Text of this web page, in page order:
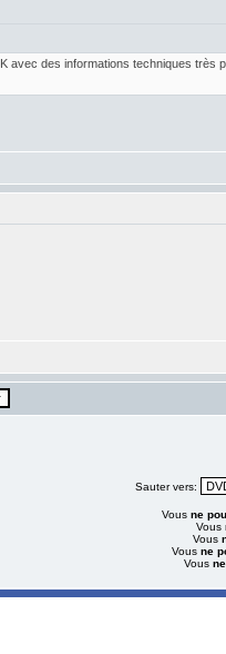
avec des informations techniques très
Sauter vers:
Vous ne
Vous
Vous
Vous ne
Vous